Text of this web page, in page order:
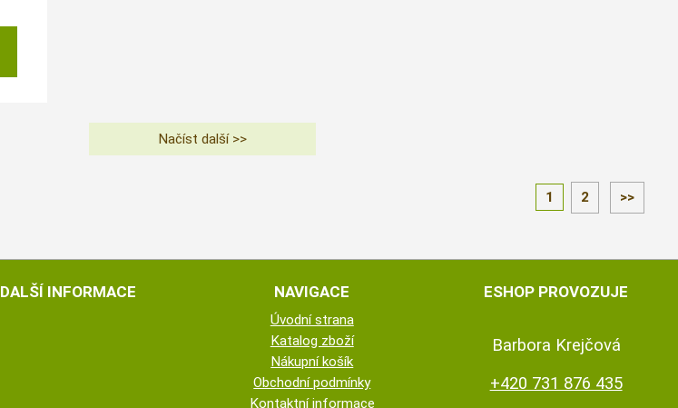
1 2 >>
DALŠÍ INFORMACE NAVIGACE
Úvodní strana
Katalog zboží
Nákupní košík
Obchodní podmínky
Kontaktní informace
ESHOP PROVOZUJE
Barbora Krejčová
+420 731 876 435